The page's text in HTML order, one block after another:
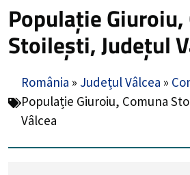
Populație Giuroiu,
Stoilești, Județul
România » Județul Vâlcea »
Populație Giuroiu, Comuna
Vâlcea